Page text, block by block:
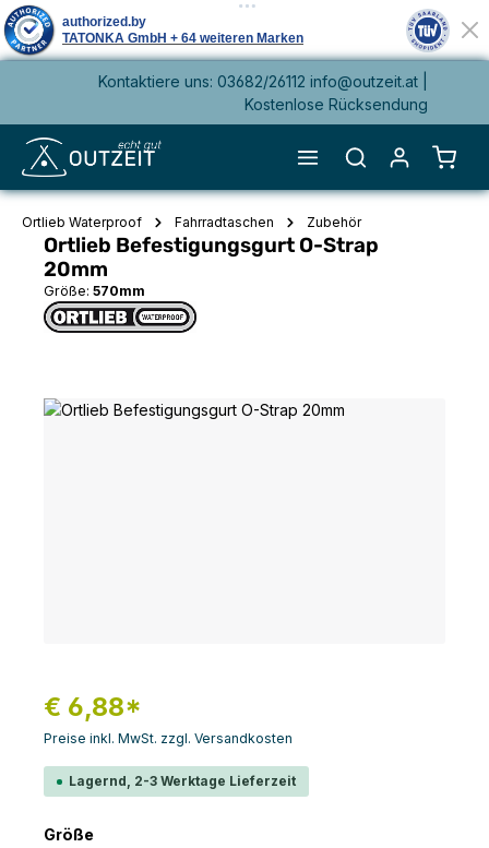
springenKontaktiere uns: 03682/26112 info@outzeit.at |
Kostenlose Rücksendung
Ortlieb Waterproof Fahrradtaschen Zubehör
Ortlieb Befestigungsgurt O-Strap
20mm
Größe: 570mm
Bildergalerie überspringen
€ 6,88*
Preise inkl. MwSt. zzgl. Versandkosten
Lagernd, 2-3 Werktage Lieferzeit
Größeauswählen